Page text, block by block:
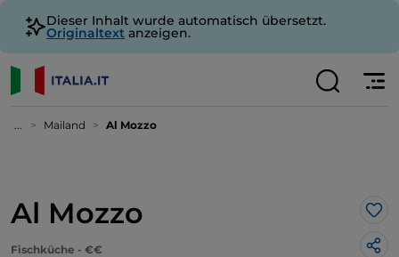
Dieser Inhalt wurde automatisch übersetzt.
Originaltext anzeigen.
... Mailand Al Mozzo
Al Mozzo
Fischküche - €€